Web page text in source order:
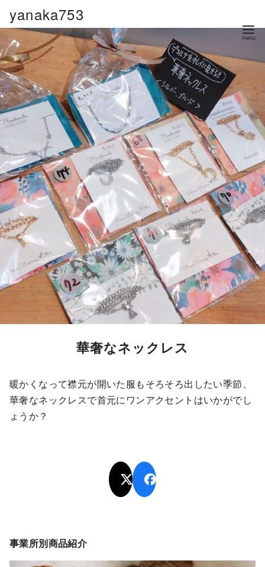
ン
ツ
へ
移
動
yanaka753
華奢なネックレス
暖かくなって襟元が開いた服もそろそろ出したい季節、
華奢なネックレスで首元にワンアクセントはいかがでし
ょうか？
事業所別商品紹介